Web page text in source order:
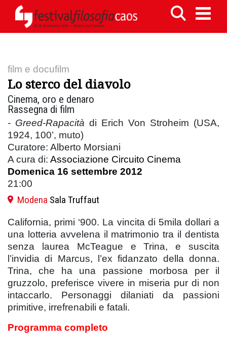
film e docufilm
Lo sterco del diavolo
Cinema, oro e denaro
Rassegna di film
- Greed-Rapacità di Erich Von Stroheim (USA,
1924, 100’, muto)
Curatore: Alberto Morsiani
A cura di: Associazione Circuito Cinema
Domenica 16 settembre 2012
21:00
Modena Sala Truffaut
California, primi ‘900. La vincita di 5mila dollari a
una lotteria avvelena il matrimonio tra il dentista
senza laurea McTeague e Trina, e suscita
l’invidia di Marcus, l’ex fidanzato della donna.
Trina, che ha una passione morbosa per il
gruzzolo, preferisce vivere in miseria pur di non
intaccarlo. Personaggi dilaniati da passioni
primitive, irrefrenabili e fatali.
Programma completo